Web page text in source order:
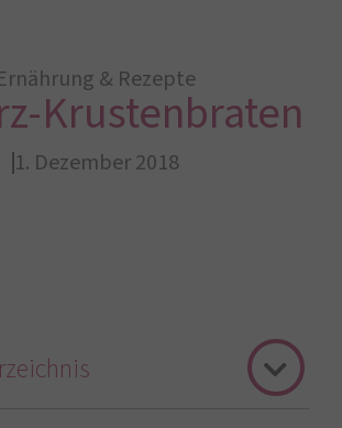
& Rezepte
Krustenbraten
1. Dezember 2018